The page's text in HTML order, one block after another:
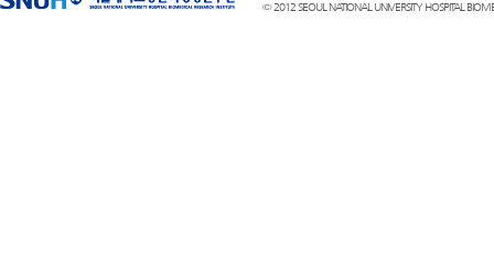
© 2012 SEOUL NATIONAL UNIVERSITY HOSPITAL